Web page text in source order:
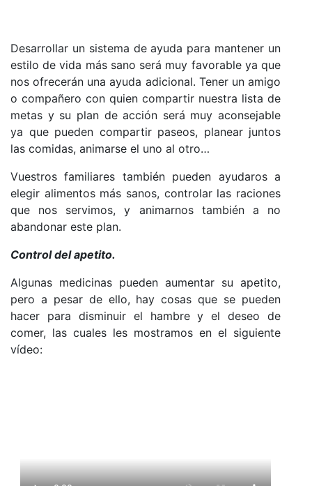
Desarrollar un sistema de ayuda para mantener un
estilo de vida más sano será muy favorable ya que
nos ofrecerán una ayuda adicional. Tener un amigo
o compañero con quien compartir nuestra lista de
metas y su plan de acción será muy aconsejable
ya que pueden compartir paseos, planear juntos
las comidas, animarse el uno al otro…
Vuestros familiares también pueden ayudaros a
elegir alimentos más sanos, controlar las raciones
que nos servimos, y animarnos también a no
abandonar este plan.
Control del apetito.
Algunas medicinas pueden aumentar su apetito,
pero a pesar de ello, hay cosas que se pueden
hacer para disminuir el hambre y el deseo de
comer, las cuales les mostramos en el siguiente
vídeo: